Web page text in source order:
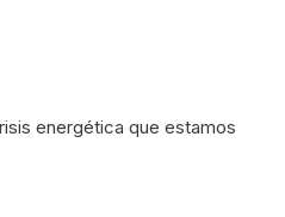
energética que estamos